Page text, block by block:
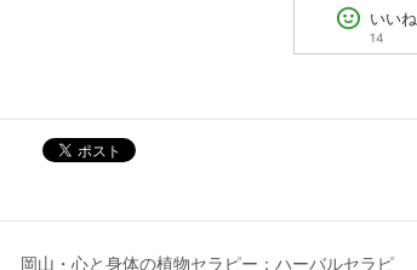
いいね
14
ポスト
岡山・心と身体の植物セラピー：ハーバルセラピ